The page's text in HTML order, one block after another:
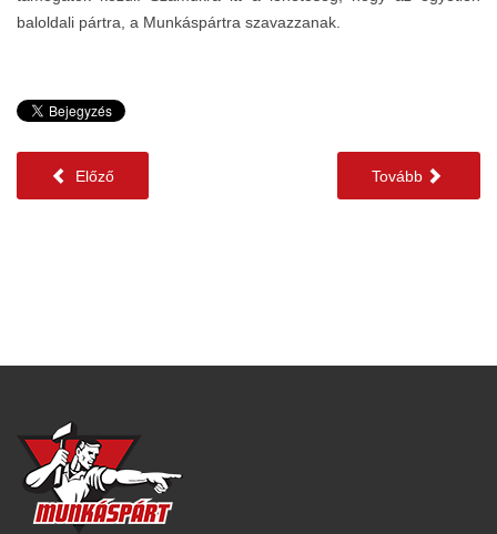
baloldali pártra, a Munkáspártra szavazzanak.
Előző Tovább